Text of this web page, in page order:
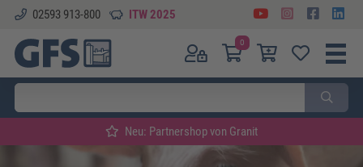
02593 913-800 ITW 2025
0
Neu: Partnershop von Granit